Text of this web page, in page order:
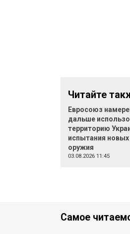
Читайте
Евросоюз
дальше
территорию
испытания
оружия
03.08.2026 11:45
Самое